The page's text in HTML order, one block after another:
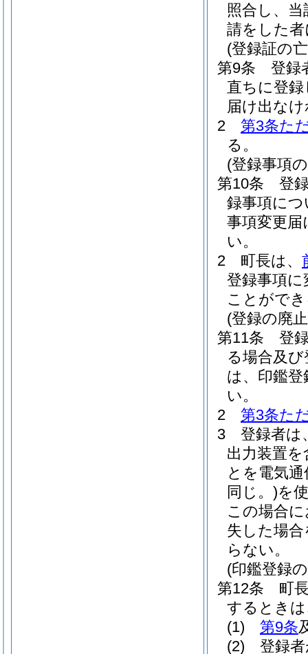
照合し、
請をした
(登録証の
第9条
登録
直ちに登
届け出な
2
第3条た
る。
(登録事項
第10条
登
録事項に
事項変更
い。
2
町長は、
登録事項
ことがで
(登録の廃
第11条
登
る場合及
は、印鑑
い。
2
第3条た
3
登録者は
出力装置
とを電気
同じ。)を
この場合
失した場
らない。
(印鑑登録
第12条
町
するとき
(1)
第9条
(2)
登録